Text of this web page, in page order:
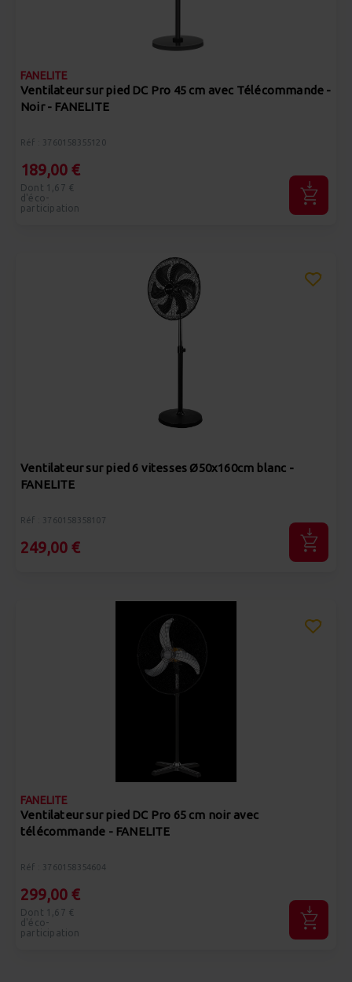
FANELITE
Ventilateur sur pied DC Pro 45 cm avec Télécommande -
Noir - FANELITE
Réf : 3760158355120
189,00 €
Dont 1,67 €
d'éco-
participation
Ventilateur sur pied 6 vitesses Ø50x160cm blanc -
FANELITE
Réf : 3760158358107
249,00 €
FANELITE
Ventilateur sur pied DC Pro 65 cm noir avec
télécommande - FANELITE
Réf : 3760158354604
299,00 €
Dont 1,67 €
d'éco-
participation